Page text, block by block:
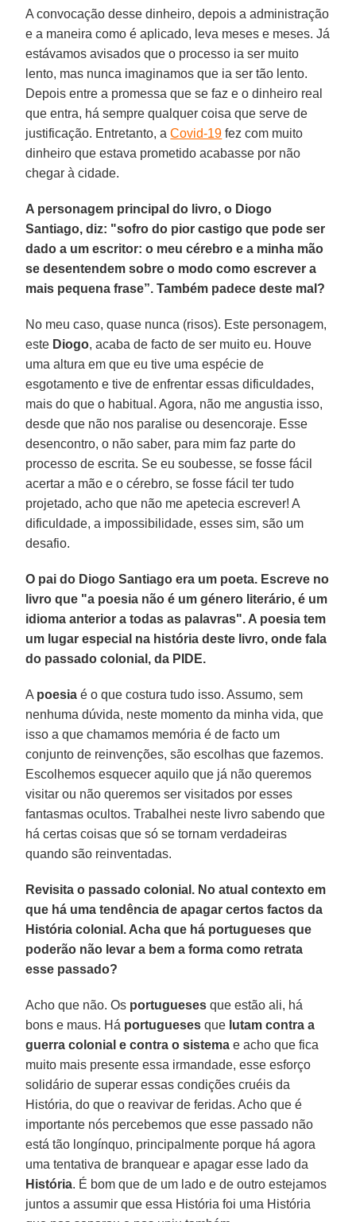
A convocação desse dinheiro, depois a administração
e a maneira como é aplicado, leva meses e meses. Já
estávamos avisados que o processo ia ser muito
lento, mas nunca imaginamos que ia ser tão lento.
Depois entre a promessa que se faz e o dinheiro real
que entra, há sempre qualquer coisa que serve de
justificação. Entretanto, aCovid-19 fez com muito
dinheiro que estava prometido acabasse por não
chegar à cidade.
A personagem principal do livro, o Diogo
Santiago, diz: "sofro do pior castigo que pode ser
dado a um escritor: o meu cérebro e a minha mão
se desentendem sobre o modo como escrever a
mais pequena frase”. Também padece deste mal?
No meu caso, quase nunca (risos). Este personagem,
este Diogo, acaba de facto de ser muito eu. Houve
uma altura em que eu tive uma espécie de
esgotamento e tive de enfrentar essas dificuldades,
mais do que o habitual. Agora, não me angustia isso,
desde que não nos paralise ou desencoraje. Esse
desencontro, o não saber, para mim faz parte do
processo de escrita. Se eu soubesse, se fosse fácil
acertar a mão e o cérebro, se fosse fácil ter tudo
projetado, acho que não me apetecia escrever! A
dificuldade, a impossibilidade, esses sim, são um
desafio.
O pai do Diogo Santiago era um poeta. Escreve no
livro que "a poesia não é um género literário, é um
idioma anterior a todas as palavras". A poesia tem
um lugar especial na história deste livro, onde fala
do passado colonial, da PIDE.
A poesia é o que costura tudo isso. Assumo, sem
nenhuma dúvida, neste momento da minha vida, que
isso a que chamamos memória é de facto um
conjunto de reinvenções, são escolhas que fazemos.
Escolhemos esquecer aquilo que já não queremos
visitar ou não queremos ser visitados por esses
fantasmas ocultos. Trabalhei neste livro sabendo que
há certas coisas que só se tornam verdadeiras
quando são reinventadas.
Revisita o passado colonial. No atual contexto em
que há uma tendência de apagar certos factos da
História colonial. Acha que há portugueses que
poderão não levar a bem a forma como retrata
esse passado?
Acho que não. Os portugueses que estão ali, há
bons e maus. Há portugueses que lutam contra a
guerra colonial e contra o sistema e acho que fica
muito mais presente essa irmandade, esse esforço
solidário de superar essas condições cruéis da
História, do que o reavivar de feridas. Acho que é
importante nós percebemos que esse passado não
está tão longínquo, principalmente porque há agora
uma tentativa de branquear e apagar esse lado da
História. É bom que de um lado e de outro estejamos
juntos a assumir que essa História foi uma História